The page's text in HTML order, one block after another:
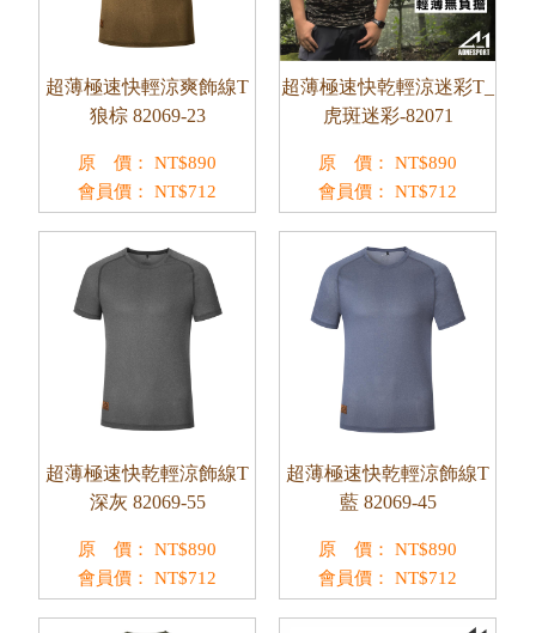
超薄極速快輕涼爽飾線T
狼棕 82069-23
原 價： NT$890
會員價：
NT$712
超薄極速快乾輕涼迷彩T_
虎斑迷彩-82071
原 價： NT$890
會員價：
NT$712
超薄極速快乾輕涼飾線T
深灰 82069-55
原 價： NT$890
會員價：
NT$712
超薄極速快乾輕涼飾線T
藍 82069-45
原 價： NT$890
會員價：
NT$712